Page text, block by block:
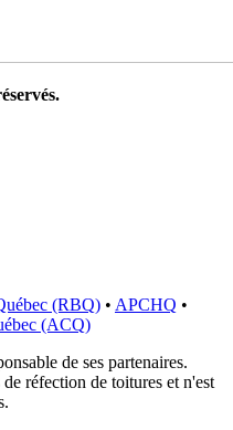
(RBQ) • APCHQ •
(ACQ)
de ses partenaires.
réfection de toitures et n'est